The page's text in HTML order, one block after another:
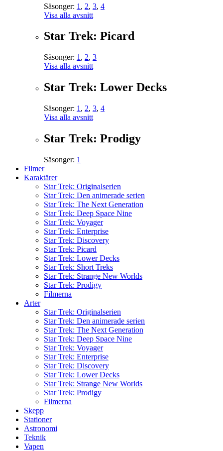
Säsonger: 1 , 2, 3, 4
Visa alla avsnitt
Star Trek: Picard
Säsonger: 1 , 2, 3
Visa alla avsnitt
Star Trek: Lower Decks
Säsonger: 1 , 2, 3, 4
Visa alla avsnitt
Star Trek: Prodigy
Säsonger: 1
Filmer
Karaktärer
Star Trek: Originalserien
Star Trek: Den animerade serien
Star Trek: The Next Generation
Star Trek: Deep Space Nine
Star Trek: Voyager
Star Trek: Enterprise
Star Trek: Discovery
Star Trek: Picard
Star Trek: Lower Decks
Star Trek: Short Treks
Star Trek: Strange New Worlds
Star Trek: Prodigy
Filmerna
Arter
Star Trek: Originalserien
Star Trek: Den animerade serien
Star Trek: The Next Generation
Star Trek: Deep Space Nine
Star Trek: Voyager
Star Trek: Enterprise
Star Trek: Discovery
Star Trek: Lower Decks
Star Trek: Strange New Worlds
Star Trek: Prodigy
Filmerna
Skepp
Stationer
Astronomi
Teknik
Vapen